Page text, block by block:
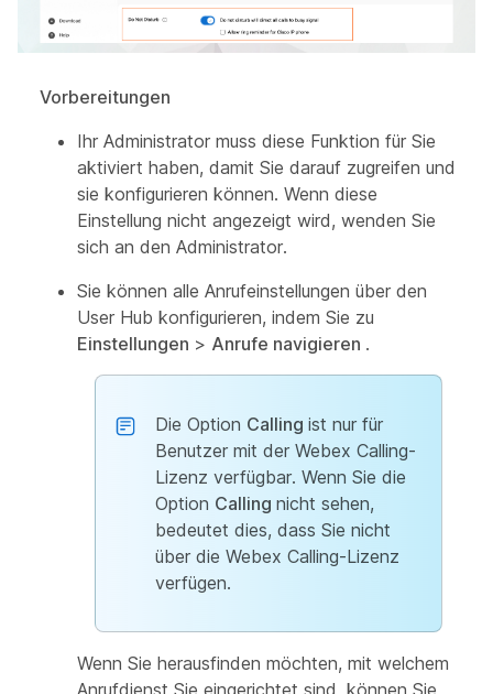
Vorbereitungen
Ihr Administrator muss diese Funktion für Sie
aktiviert haben, damit Sie darauf zugreifen und
sie konfigurieren können. Wenn diese
Einstellung nicht angezeigt wird, wenden Sie
sich an den Administrator.
Sie können alle Anrufeinstellungen über den
User Hub konfigurieren, indem Sie zu
Einstellungen > Anrufe navigieren .
Die Option Calling ist nur für
Benutzer mit der Webex Calling-
Lizenz verfügbar. Wenn Sie die
Option Calling nicht sehen,
bedeutet dies, dass Sie nicht
über die Webex Calling-Lizenz
verfügen.
Wenn Sie herausfinden möchten, mit welchem